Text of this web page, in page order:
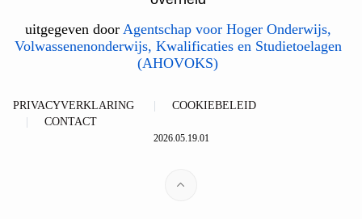
uitgegeven door Agentschap voor Hoger Onderwijs,
Volwassenenonderwijs, Kwalificaties en Studietoelagen
(AHOVOKS)
PRIVACYVERKLARING
COOKIEBELEID
CONTACT
2026.05.19.01